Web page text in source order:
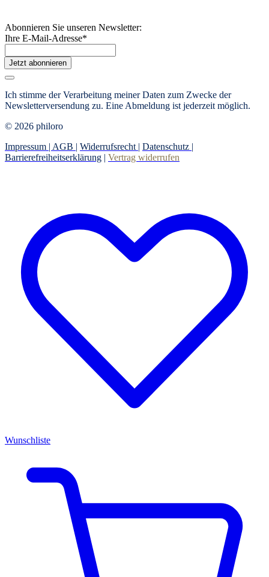
Abonnieren Sie unseren Newsletter:
Ihre E-Mail-Adresse*
Jetzt abonnieren
Ich stimme der Verarbeitung meiner Daten zum Zwecke der
Newsletterversendung zu. Eine Abmeldung ist jederzeit möglich.
© 2026 philoro
Impressum | AGB | Widerrufsrecht | Datenschutz |
Barrierefreiheitserklärung | Vertrag widerrufen
Wunschliste